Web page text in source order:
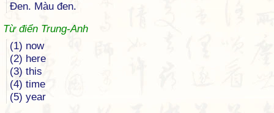
Đen. Màu đen.
Từ điển Trung-Anh
(1) now
(2) here
(3) this
(4) time
(5) year